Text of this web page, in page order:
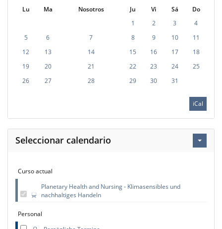
Lu Ma Nosotros Ju Vi Sá
Do
1
2 3
4
5
6 7 8 9 10
11
12
13 14 15 16 17
18
19
20 21 22 23 24
25
26
27 28 29 30 31
iCal
Seleccionar calendario
Curso actual
Planetary Health and Nursing - Klimasensibles und
nachhaltiges Handeln
Personal